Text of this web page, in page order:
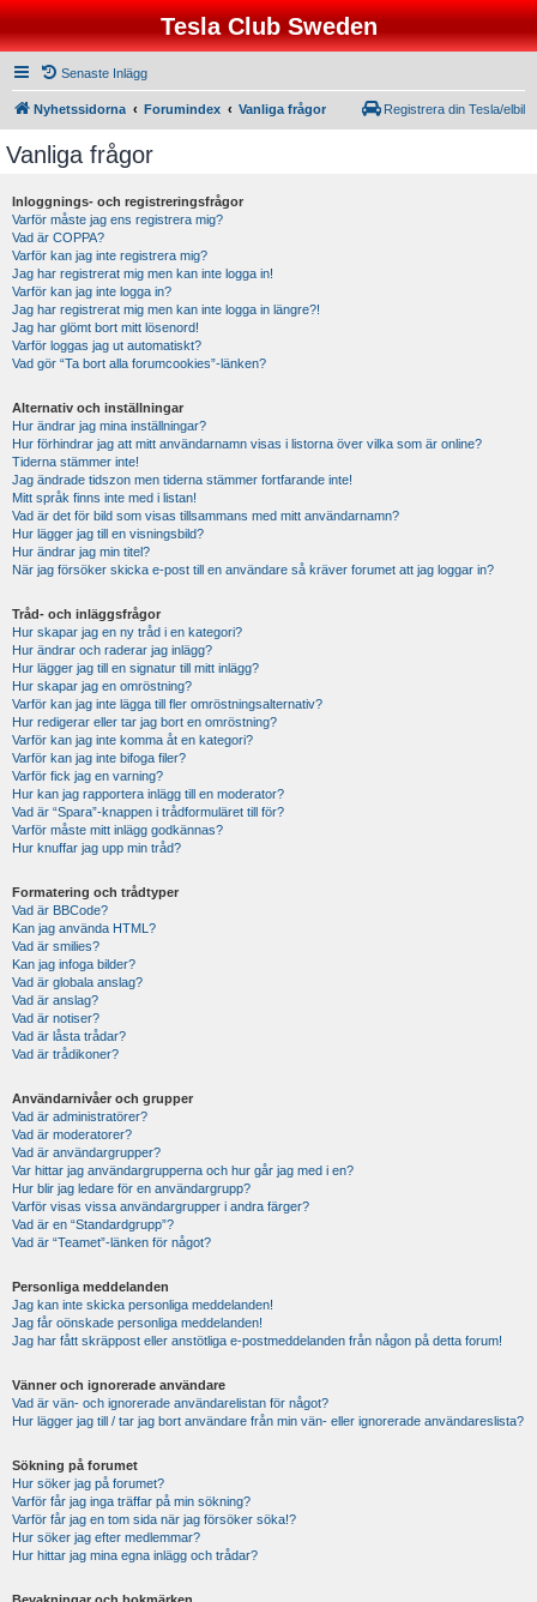
Tesla Club Sweden
Senaste Inlägg
Nyhetssidorna Forumindex Vanliga frågor Registrera din Tesla/elbil
Vanliga frågor
Inloggnings- och registreringsfrågor
Varför måste jag ens registrera mig?
Vad är COPPA?
Varför kan jag inte registrera mig?
Jag har registrerat mig men kan inte logga in!
Varför kan jag inte logga in?
Jag har registrerat mig men kan inte logga in längre?!
Jag har glömt bort mitt lösenord!
Varför loggas jag ut automatiskt?
Vad gör “Ta bort alla forumcookies”-länken?
Alternativ och inställningar
Hur ändrar jag mina inställningar?
Hur förhindrar jag att mitt användarnamn visas i listorna över vilka som är online?
Tiderna stämmer inte!
Jag ändrade tidszon men tiderna stämmer fortfarande inte!
Mitt språk finns inte med i listan!
Vad är det för bild som visas tillsammans med mitt användarnamn?
Hur lägger jag till en visningsbild?
Hur ändrar jag min titel?
När jag försöker skicka e-post till en användare så kräver forumet att jag loggar in?
Tråd- och inläggsfrågor
Hur skapar jag en ny tråd i en kategori?
Hur ändrar och raderar jag inlägg?
Hur lägger jag till en signatur till mitt inlägg?
Hur skapar jag en omröstning?
Varför kan jag inte lägga till fler omröstningsalternativ?
Hur redigerar eller tar jag bort en omröstning?
Varför kan jag inte komma åt en kategori?
Varför kan jag inte bifoga filer?
Varför fick jag en varning?
Hur kan jag rapportera inlägg till en moderator?
Vad är “Spara”-knappen i trådformuläret till för?
Varför måste mitt inlägg godkännas?
Hur knuffar jag upp min tråd?
Formatering och trådtyper
Vad är BBCode?
Kan jag använda HTML?
Vad är smilies?
Kan jag infoga bilder?
Vad är globala anslag?
Vad är anslag?
Vad är notiser?
Vad är låsta trådar?
Vad är trådikoner?
Användarnivåer och grupper
Vad är administratörer?
Vad är moderatorer?
Vad är användargrupper?
Var hittar jag användargrupperna och hur går jag med i en?
Hur blir jag ledare för en användargrupp?
Varför visas vissa användargrupper i andra färger?
Vad är en “Standardgrupp”?
Vad är “Teamet”-länken för något?
Personliga meddelanden
Jag kan inte skicka personliga meddelanden!
Jag får oönskade personliga meddelanden!
Jag har fått skräppost eller anstötliga e-postmeddelanden från någon på detta forum!
Vänner och ignorerade användare
Vad är vän- och ignorerade användarelistan för något?
Hur lägger jag till / tar jag bort användare från min vän- eller ignorerade användareslista?
Sökning på forumet
Hur söker jag på forumet?
Varför får jag inga träffar på min sökning?
Varför får jag en tom sida när jag försöker söka!?
Hur söker jag efter medlemmar?
Hur hittar jag mina egna inlägg och trådar?